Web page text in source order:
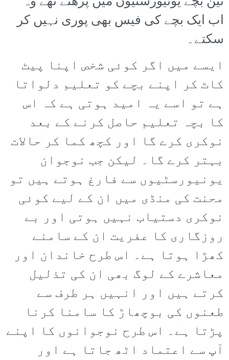
اب ایک بچے کی فیس بھی پوری نہیں کر
سکتے۔
ایسے میں اگر کوئی شخص اپنا پیٹ
کاٹ کر اپنے بچے کو تعلیم دلواتا
ہے تو اسے یہ امید ہوتی ہے کہ اس
کا بچہ تعلیم حاصل کرنے کے بعد
نوکری کرے گا اور کچھ کما کر حالات
بہتر کرے گا۔ لیکن جب نوجوان
یونیورسٹیوں سے فارغ ہوتے ہیں تو
محنت کی منڈی میں ان کے لیے کوئی
نوکری دستیاب نہیں ہوتی اور بے
روزگاری کا عفریت ان کے سامنے
کھڑا ہوتا ہے۔ اس طرح خاندان اور
معاشرے کے لوگ بھی ان کی تذلیل
کرتے ہیں اور انہیں ہر طرف سے
طعنوں کی بوچھاڑ کا سامنا کرنا
پڑتا ہے۔ اس طرح نوجوانوں کا اپنے
آپ سے اعتماد اٹھ جاتا ہے اور